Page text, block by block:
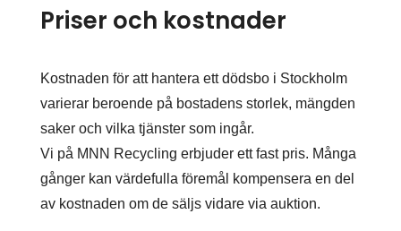
Priser och kostnader
Kostnaden för att hantera ett dödsbo i Stockholm
varierar beroende på bostadens storlek, mängden
saker och vilka tjänster som ingår.
Vi på MNN Recycling erbjuder ett fast pris. Många
gånger kan värdefulla föremål kompensera en del
av kostnaden om de säljs vidare via auktion.